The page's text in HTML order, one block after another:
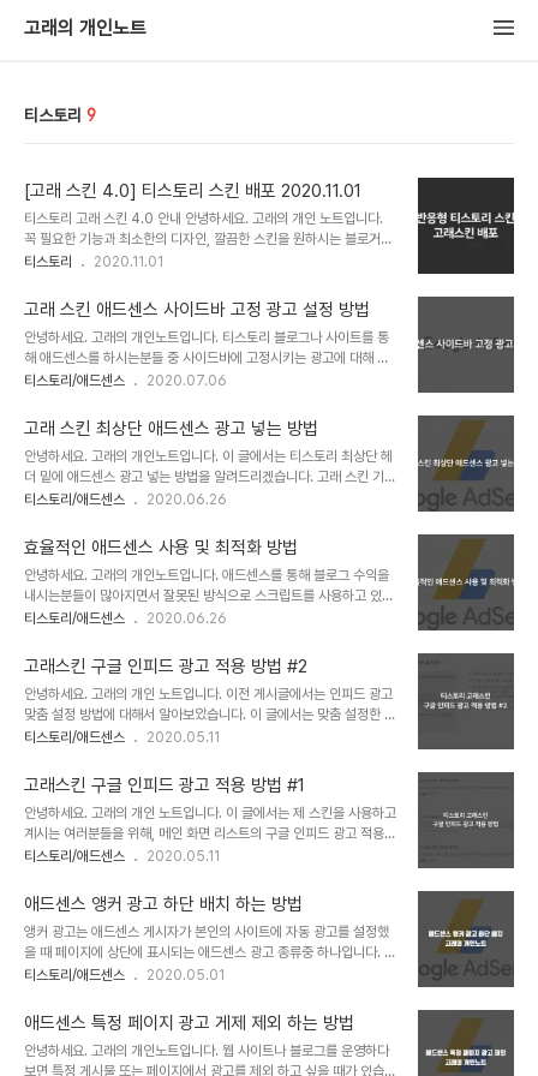
고래의 개인노트
티스토리 9
[고래 스킨 4.0] 티스토리 스킨 배포 2020.11.01
티스토리 고래 스킨 4.0 안내 안녕하세요. 고래의 개인 노트입니다.
꼭 필요한 기능과 최소한의 디자인, 깔끔한 스킨을 원하시는 블로거분
들을 위해 티스토리 반응형 스킨 고래 스킨을 배포합니다. 고래 스킨은
드, 폰트 사이즈 등이 최적화되어 있습니다. 따라서, 본인이 게시글을
작성하실 때 올바른 SEO 글쓰기 기준에 맞춰 작성하시면 다른 티스토
리 스킨보다 검색 포털 상위에 노출될 가능성이 있습니다. 블로그 디자
인 관련, 추가 기능 요청 문의는 댓글 작성해주시면 업데이트 시 반영
하여 수정 및 배포하도록 하겠습니다. 스킨 편집에 대한 댓글은 답변드
참조하세요. 제 블로그는 ..
티스토리 2020.11.01
고래 스킨 애드센스 사이드바 고정 광고 설정 방법
안녕하세요. 고래의 개인노트입니다. 티스토리 블로그나 사이트를 통
해 애드센스를 하시는분들 중 사이드바에 고정시키는 광고에 대해 한
번쯤 고민해보셨을 수 있습니다. 그 동안, 애드센스 사이드바 고정 광
고, 실제로 요 몇년간 애드센스 광고 게제위치 정책 "부자연스러운 방
식으로 광고에 대한 관심 유도"에 사이드바 고정시 정책에 위반된다는
내용이 포함되어 있었습니다. 하지만, 이 내용이 19 년도 언제부터인
지 변경되어 사라지게 되면서, 작년 부터 사이드바에 애드센스를 고정
시켜 사용하는 사이트들이 생겨나고 있는데요. 블로그 운영하시는분
있고 모 카페에서는 "고래 스킨 운영자 사이드바에 ..
티스토리/애드센스 2020.07.06
고래 스킨 최상단 애드센스 광고 넣는 방법
안녕하세요. 고래의 개인노트입니다. 이 글에서는 티스토리 최상단 헤
더 밑에 애드센스 광고 넣는 방법을 알려드리겠습니다. 고래 스킨 기준
이니 참조하시기 바랍니다. 티스토리 고래 스킨 최상단 애드센스 광고
를 넣으셔도 됩니다. 먼저 애드센스 광고 단위 코드를 복사합니다. 티
스토리 스킨 편집에서 콘테이너 안에 삽입 티스토리 관리자 페이지에
서 스킨 편집창으로 이동합니다. "스킨 편집 > HTML" 코드 창에서
아무대나 마우스 좌클릭 후 키보드의 "Ctrl + F" 를 입력합니다. 이어
서 "container" 를 검색합니다. 태그를 찾으시면 됩니다. 이어서 복
티스토리/애드센스 2020.06.26
효율적인 애드센스 사용 및 최적화 방법
안녕하세요. 고래의 개인노트입니다. 애드센스를 통해 블로그 수익을
내시는분들이 많아지면서 잘못된 방식으로 스크립트를 사용하고 있는
분들이 많습니다. 아주 간단하지만 신경쓰지 않는다면 이는 블로그 속
에 대한 몇가지 팁이 아닌 팁을 설명 해드리겠습니다. 애드센스 스크립
트 삽입 관련 애드센스 광고 단위 생성후 코드를 발급받게 되면 위와
같은 내용의 소스를 티스토리에 붙여넣게 됩니다. 이 과정에서 첫번째
줄에 위치한 "adsbygoogle.js" 를 불러오는 코드는 단 한번만 사용
해도 됩니다. 이 부분을 모르셨던 분들은 애드센스 코드 발급시 나오는
로 호출되곤 합니다. 위 이미지 처..
티스토리/애드센스 2020.06.26
고래스킨 구글 인피드 광고 적용 방법 #2
안녕하세요. 고래의 개인 노트입니다. 이전 게시글에서는 인피드 광고
맞춤 설정 방법에 대해서 알아보았습니다. 이 글에서는 맞춤 설정한 코
드를 가지고 고래 스킨에 적용시켜보도록 하겠습니다. 1. 스크립트 기
inFeedAdSenseInsert = 3; var inFeedAdSense = ' ~ ~ ';
위 소스 코드를 복사 후 메모장에 붙여 넣으시고, 발급 받은 인피드 광
고의 스킨 편집 > 우측 상단에 위치한 HTML 편집을 클릭하여
HTML 코드를 입력하는 창으로 진입합니다. 여기서부터 대충 읽고 따
라 하시면 안 되니 잘 따라와 주시기 바랍니다. 위 이미지의 화살표 부
티스토리/애드센스 2020.05.11
고래스킨 구글 인피드 광고 적용 방법 #1
안녕하세요. 고래의 개인 노트입니다. 이 글에서는 제 스킨을 사용하고
계시는 여러분들을 위해, 메인 화면 리스트의 구글 인피드 광고 적용
방법에 대해서 알려드리겠습니다. 한 가지, 알아두셔야 할 내용은 애드
이즈가 달라 위 썸네일처럼 인피드가 안 나올 수 있다는 사실 참조 바
랍니다. 이런경우 인피드 광고 설정에서 디스플레이를 제외하면됩니
다. 기존에 구글 애드센스에서 지원하는 페이지 스캔 기능을 통해 인피
드 광고를 넣을 수 있었는데, 지금 무슨 문제인지 "내 페이지에서 피드
를 찾지 못했습니다."라는 메시지가 표시되고 있습니다. 그런데, 이게
테스트해봤을 때 전부 못 찾았다는 ..
티스토리/애드센스 2020.05.11
애드센스 앵커 광고 하단 배치 하는 방법
앵커 광고는 애드센스 게시자가 본인의 사이트에 자동 광고를 설정했
을 때 페이지에 상단에 표시되는 애드센스 광고 종류중 하나입니다. 이
광고는 방문자가 모바일기기를 사용해서 웹 사이트를 열 었을때 표시
기본적으로 구글 애드센스 앵커 광고는 웹 사이트 페이지 상단에 노출
되지만, 구글 고객센터에서 공식적으로 승인한 매게 변수를 사이트에
추가하면 페이지 하단에 앵커 광고가 표시되도록 할 수 있습니다. 애드
티스토리/애드센스 2020.05.01
애드센스 특정 페이지 광고 게제 제외 하는 방법
안녕하세요. 고래의 개인노트입니다. 웹 사이트나 블로그를 운영하다
보면 특정 게시물 또는 페이지에서 광고를 제외 하고 싶을 때가 있습니